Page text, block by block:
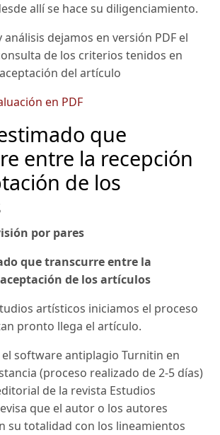
allí se hace su diligenciamiento.
análisis dejamos en versión PDF el
de los criterios tenidos en
del artículo
en PDF
que
entre la recepción
de los
por pares
que transcurre entre la
de los artículos
artísticos iniciamos el proceso
pronto llega el artículo.
software antiplagio Turnitin en
(proceso realizado de 2-5 días)
de la revista Estudios
que el autor o los autores
su totalidad con los lineamientos